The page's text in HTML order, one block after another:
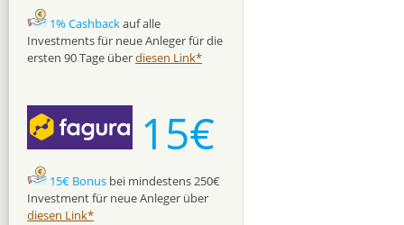
1% Cashbackauf alle
Investments für neue Anleger für die
ersten 90 Tage überdiesen Link*
15€
15€ Bonus bei mindestens 250€
Investment für neue Anleger über
diesen Link*